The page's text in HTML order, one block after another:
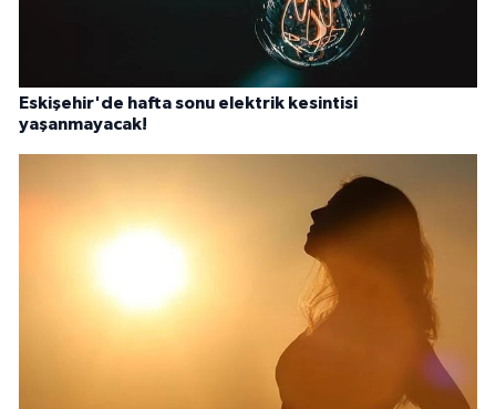
Eskişehir'de hafta sonu elektrik kesintisi
yaşanmayacak!